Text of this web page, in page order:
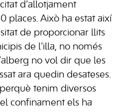
d’allotjament
places. Això ha estat així
de proporcionar llits
de l’illa, no només
no vol dir que les
ara quedin desateses.
tenim diversos
confinament els ha